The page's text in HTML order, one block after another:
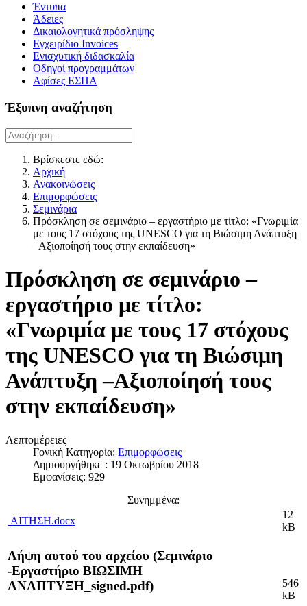
Έντυπα
Άδειες
Δικαιολογητικά πρόσληψης
Εγχειρίδιο Invoices
Ενισχυτική διδασκαλία
Οδηγοί προγραμμάτων
Αφίσες ΕΣΠΑ
Έξυπνη αναζήτηση
Βρίσκεστε εδώ:
Αρχική
Ανακοινώσεις
Επιμορφώσεις
Σεμινάρια
Πρόσκληση σε σεμινάριο – εργαστήριο με τίτλο: «Γνωριμία
με τους 17 στόχους της UNESCO για τη Βιώσιμη Ανάπτυξη
–Αξιοποίησή τους στην εκπαίδευση»
Πρόσκληση σε σεμινάριο –
εργαστήριο με τίτλο:
«Γνωριμία με τους 17 στόχους
της UNESCO για τη Βιώσιμη
Ανάπτυξη –Αξιοποίησή τους
στην εκπαίδευση»
Λεπτομέρειες
Γονική Κατηγορία: Επιμορφώσεις
Δημιουργήθηκε : 19 Οκτωβρίου 2018
Εμφανίσεις: 929
Συνημμένα:
ΑΙΤΗΣΗ.docx
12
kB
Λήψη αυτού του αρχείου (Σεμινάριο
-Εργαστήριο ΒΙΩΣΙΜΗ
ΑΝΑΠΤΥΞΗ_signed.pdf)
546
kB